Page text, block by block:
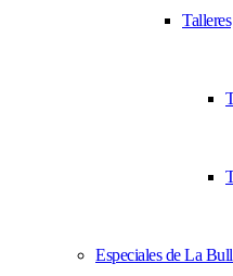
Talleres
Especiales de La